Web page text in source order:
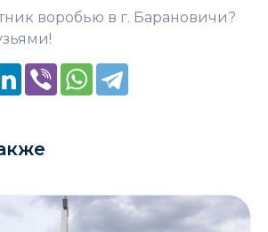
воробью в г. Барановичи?